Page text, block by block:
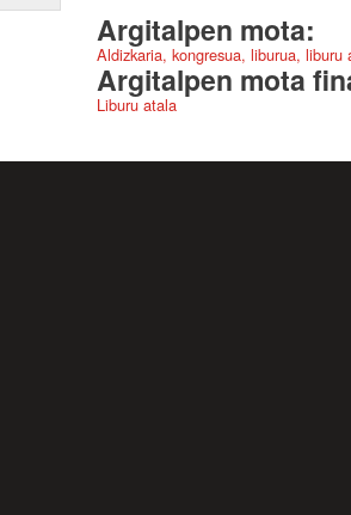
Argitalpen mota:
Aldizkaria, kongresua, liburua,
Argitalpen mota
Liburu atala